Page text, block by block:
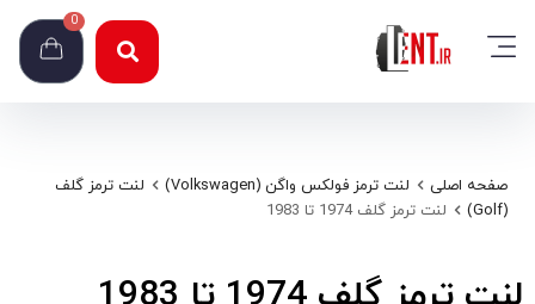
0
صفحه اصلی لنت ترمز فولکس واگن (Volkswagen)
لنت ترمز گلف
(Golf)
لنت ترمز گلف 1974 تا 1983